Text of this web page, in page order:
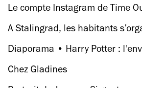
octobre ?
Le compte Instagram de Time
10 000 abonnés
A Stalingrad, les habitants
offrir le petit déjeuner aux
Diaporama • Harry Potter :
Chez Gladines